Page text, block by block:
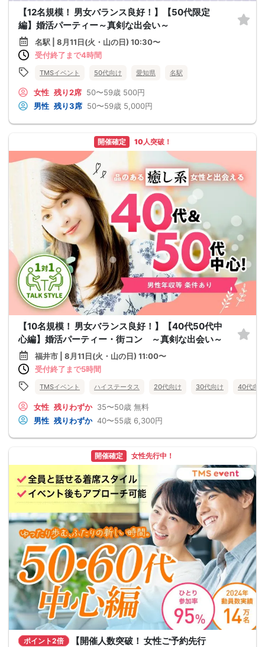
【12名規模！ 男女バランス良好！】【50代限定
編】婚活パーティー～真剣な出会い～
名駅 | 8月11日(火・山の日) 10:30〜
受付終了まで4時間
TMSイベント 50代向け 愛知県 名駅
女性 残り2席 50〜59歳 500円
男性 残り3席 50〜59歳 5,000円
開催確定 10人突破！
【10名規模！ 男女バランス良好！】【40代50代中
心編】婚活パーティー・街コン ～真剣な出会い～
福井市 | 8月11日(火・山の日) 11:00〜
受付終了まで5時間
TMSイベント ハイステータス 20代向け 30代向け 40代向け
女性 残りわずか 35〜50歳 無料
男性 残りわずか 40〜55歳 6,300円
開催確定 女性先行中！
ポイント2倍
【開催人数突破！ 女性ご予約先行